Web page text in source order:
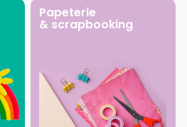
Papeterie
& scrapbooking